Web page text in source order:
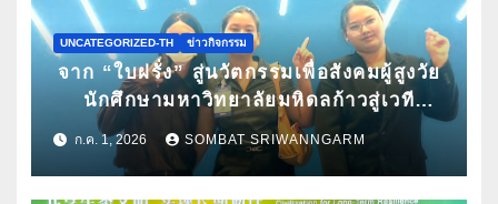
UNCATEGORIZED-TH ข่าวกิจกรรม
จาก “ใบฝรั่ง” สู่นวัตกรรมเพื่อสังคมผู้สูงวัย
นักศึกษามหาวิทยาลัยมหิดลก้าวสู่เวที
Pitching ระดับนานาชาติ ในงาน World
Spa & Well-being Congress 2026
ก.ค. 1, 2026 SOMBAT SRIWANNGARM